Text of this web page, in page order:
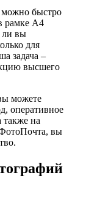
можно быстро
рамке А4
ли вы
для
задача –
высшего
можете
оперативное
также на
вы